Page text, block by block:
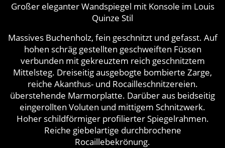
Großer eleganter Wandspiegel mit Konsole im Louis
Quinze Stil
Massives Buchenholz, fein geschnitzt und gefasst. Auf
hohen schräg gestellten geschweiften Füssen
verbunden mit gekreuztem reich geschnitztem
Mittelsteg. Dreiseitig ausgebogte bombierte Zarge,
reiche Akanthus- und Rocailleschnitzereien.
überstehende Marmorplatte. Darüber aus beidseitig
eingerollten Voluten und mittigem Schnitzwerk.
Hoher schildförmiger profilierter Spiegelrahmen.
Reiche giebelartige durchbrochene
Rocaillebekrönung.